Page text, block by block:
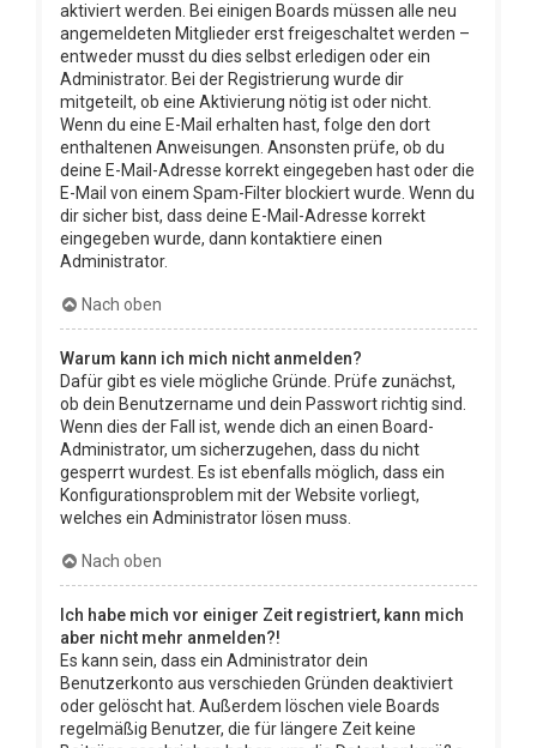
aktiviert werden. Bei einigen Boards müssen alle neu
angemeldeten Mitglieder erst freigeschaltet werden –
entweder musst du dies selbst erledigen oder ein
Administrator. Bei der Registrierung wurde dir
mitgeteilt, ob eine Aktivierung nötig ist oder nicht.
Wenn du eine E-Mail erhalten hast, folge den dort
enthaltenen Anweisungen. Ansonsten prüfe, ob du
deine E-Mail-Adresse korrekt eingegeben hast oder die
E-Mail von einem Spam-Filter blockiert wurde. Wenn du
dir sicher bist, dass deine E-Mail-Adresse korrekt
eingegeben wurde, dann kontaktiere einen
Administrator.
Nach oben
Warum kann ich mich nicht anmelden?
Dafür gibt es viele mögliche Gründe. Prüfe zunächst,
ob dein Benutzername und dein Passwort richtig sind.
Wenn dies der Fall ist, wende dich an einen Board-
Administrator, um sicherzugehen, dass du nicht
gesperrt wurdest. Es ist ebenfalls möglich, dass ein
Konfigurationsproblem mit der Website vorliegt,
welches ein Administrator lösen muss.
Nach oben
Ich habe mich vor einiger Zeit registriert, kann mich
aber nicht mehr anmelden?!
Es kann sein, dass ein Administrator dein
Benutzerkonto aus verschieden Gründen deaktiviert
oder gelöscht hat. Außerdem löschen viele Boards
regelmäßig Benutzer, die für längere Zeit keine